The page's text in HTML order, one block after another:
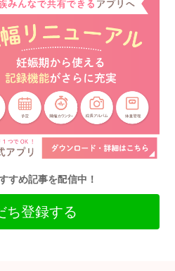
すめ記事を配信中！
ち登録する